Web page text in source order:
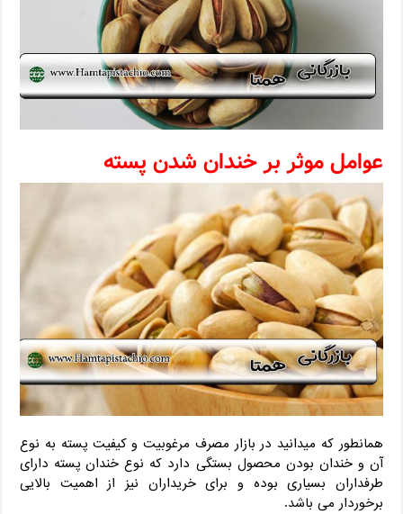
عوامل موثر بر خندان شدن پسته
همانطور که میدانید در بازار مصرف مرغوبیت و کیفیت پسته به نوع
آن و خندان بودن محصول بستگی دارد که نوع خندان پسته دارای
طرفداران بسیاری بوده و برای خریداران نیز از اهمیت بالایی
برخوردار می باشد.